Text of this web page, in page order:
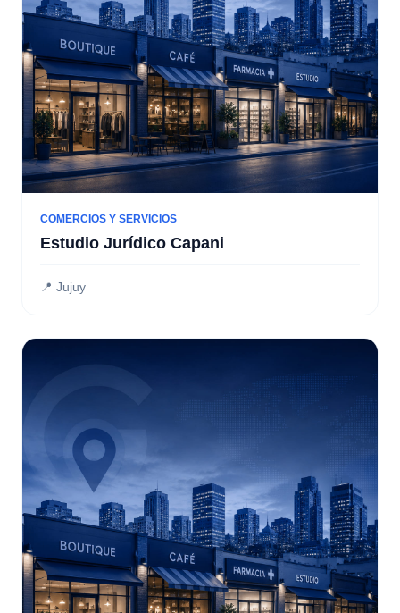
COMERCIOS Y SERVICIOS
Estudio Jurídico Capani
📍 Jujuy